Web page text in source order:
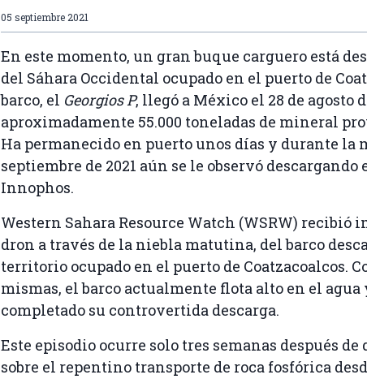
05 septiembre 2021
En este momento, un gran buque carguero está
del Sáhara Occidental ocupado en el puerto de
barco, el Georgios P, llegó a México el 28 de agosto
aproximadamente 55.000 toneladas de mineral
Ha permanecido en puerto unos días y durante la
septiembre de 2021 aún se le observó
Innophos.
Western Sahara Resource Watch (WSRW) recibió
dron a través de la niebla matutina, del barco
territorio ocupado en el puerto de Coatzacoalcos.
mismas, el barco actualmente flota alto en el agua
completado su controvertida descarga.
Este episodio ocurre solo tres semanas después de
sobre el repentino transporte de roca fosfórica